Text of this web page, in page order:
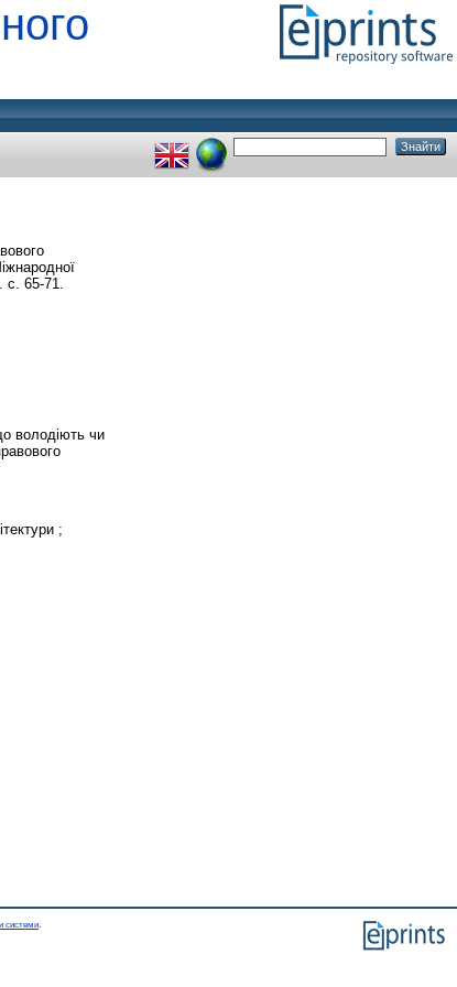
65-71.
володіють чи
;
системи